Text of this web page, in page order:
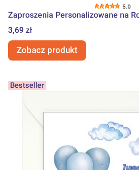
5.0
Zaproszenia Personalizowane na
Cena
3,69 zł
Zobacz produkt
Bestseller